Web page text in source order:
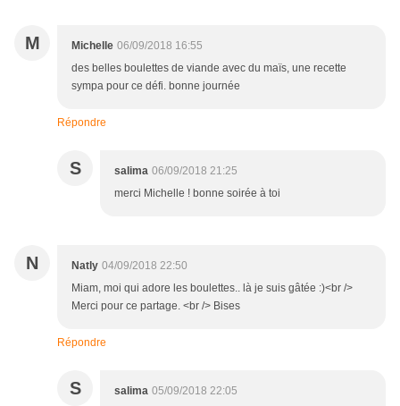
M Michelle 06/09/2018 16:55
des belles boulettes de viande avec du maïs, une recette
sympa pour ce défi. bonne journée
Répondre
S salima 06/09/2018 21:25
merci Michelle ! bonne soirée à toi
N Natly 04/09/2018 22:50
Miam, moi qui adore les boulettes.. là je suis gâtée :)<br />
Merci pour ce partage. <br /> Bises
Répondre
S salima 05/09/2018 22:05